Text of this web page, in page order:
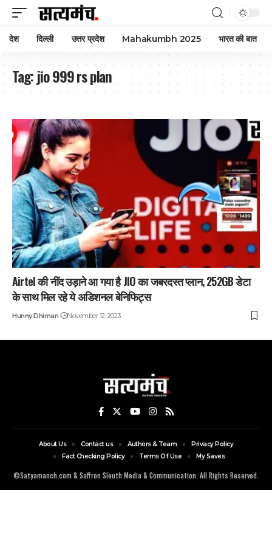
देश दिल्ली उत्तर प्रदेश Mahakumbh 2025 भारत की बात
Tag:jio 999 rs plan
Airtel की नींद उड़ाने आ गया है JIO का जबरदस्त प्लान, 252GB डेटा
के साथ मिल रहे ये अडिशनल बेनिफिट्स
Hunny Dhiman November 12, 2023
©Satyamanch.com & Saffron Sleuth Media & Communication. All Rights Reserved.
About Us Contact us Authors & Team
Privacy Policy
Fact Checking Policy
Terms Of Use My Saves